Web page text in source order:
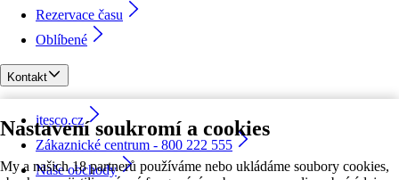
Nastavení soukromí a cookies
My a našich 18 partnerů používáme nebo ukládáme soubory cookies,
Rezervace času
Oblíbené
Kontakt
itesco.cz
Zákaznické centrum - 800 222 555
Naše obchody